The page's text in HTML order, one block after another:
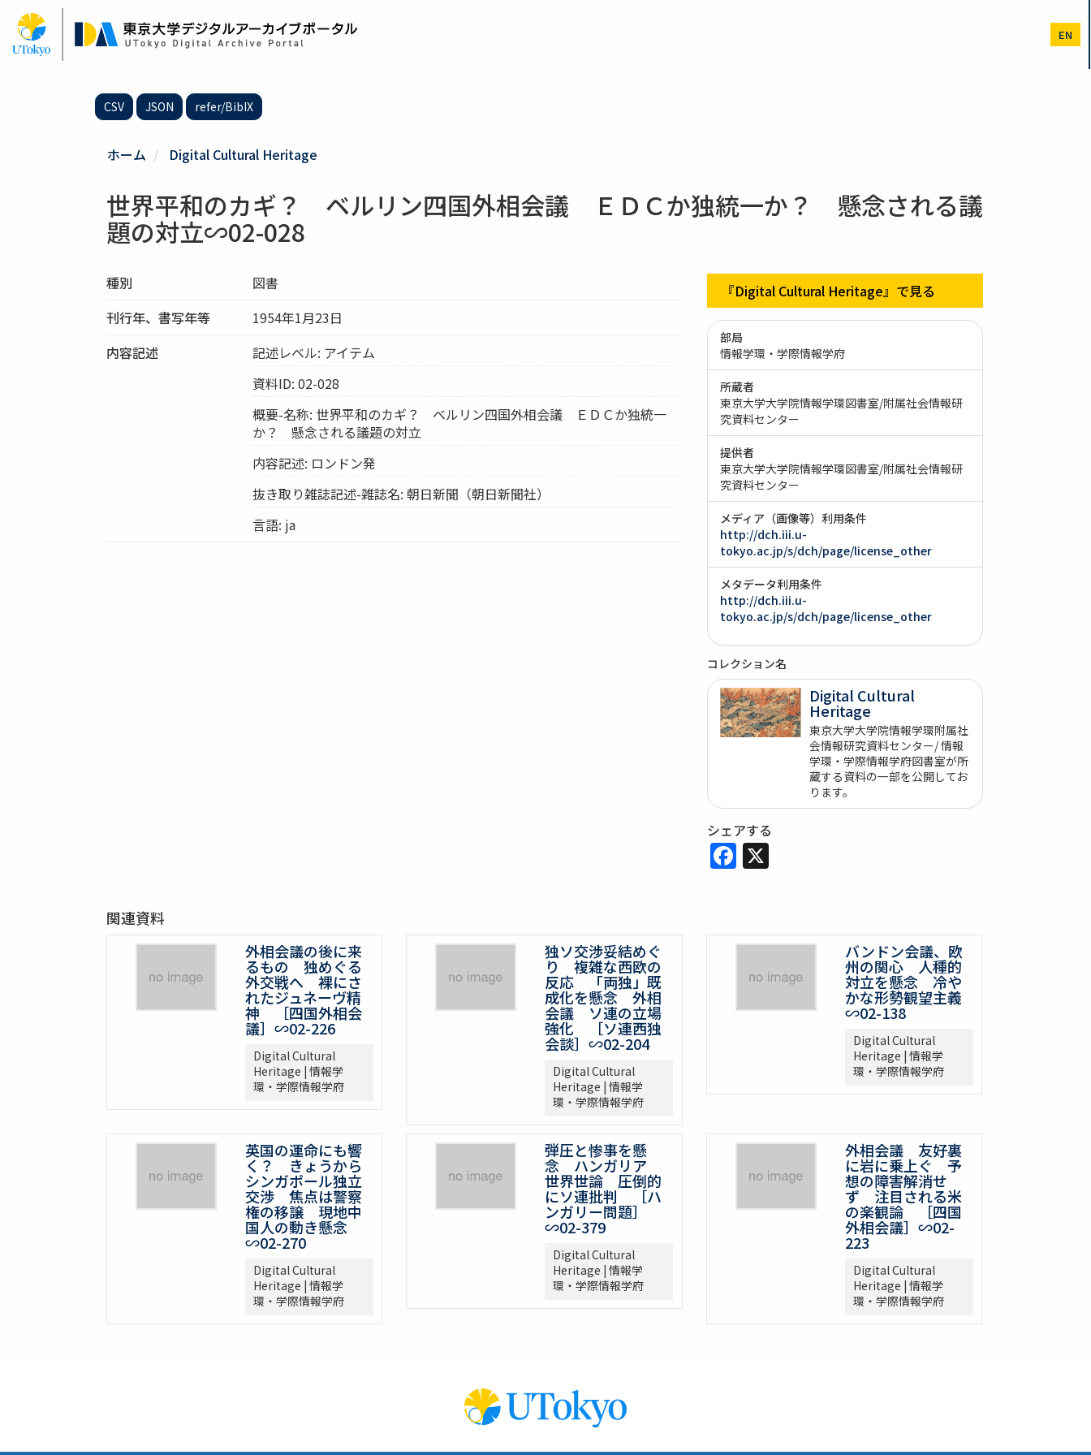
ン
EN
CSV JSON refer/BibIX
ホーム Digital Cultural Heritage
世界平和のカギ？ ベルリン四国外相会議 ＥＤＣか独統一か？ 懸念される議
題の対立∽02-028
種別
図書
刊行年、書写年等
1954年1月23日
内容記述
記述レベル: アイテム
資料ID: 02-028
概要-名称: 世界平和のカギ？ ベルリン四国外相会議 ＥＤＣか独統一
か？ 懸念される議題の対立
内容記述: ロンドン発
抜き取り雑誌記述-雑誌名: 朝日新聞（朝日新聞社）
言語: ja
『Digital Cultural Heritage』で見る
部局
情報学環・学際情報学府
所蔵者
東京大学大学院情報学環図書室/附属社会情報研
究資料センター
提供者
東京大学大学院情報学環図書室/附属社会情報研
究資料センター
メディア（画像等）利用条件
http://dch.iii.u-
tokyo.ac.jp/s/dch/page/license_other
メタデータ利用条件
http://dch.iii.u-
tokyo.ac.jp/s/dch/page/license_other
コレクション名
Digital Cultural
Heritage
東京大学大学院情報学環附属社
会情報研究資料センター/ 情報
学環・学際情報学府図書室が所
蔵する資料の一部を公開してお
ります。
シェアする
Facebook
X
関連資料
外相会議の後に来
るもの 独めぐる
外交戦へ 裸にさ
れたジュネーヴ精
神 ［四国外相会
議］∽02-226
Digital Cultural
Heritage | 情報学
環・学際情報学府
独ソ交渉妥結めぐ
り 複雑な西欧の
反応 「両独」既
成化を懸念 外相
会議 ソ連の立場
強化 ［ソ連西独
会談］∽02-204
Digital Cultural
Heritage | 情報学
環・学際情報学府
バンドン会議、欧
州の関心 人種的
対立を懸念 冷や
かな形勢観望主義
∽02-138
Digital Cultural
Heritage | 情報学
環・学際情報学府
英国の運命にも響
く？ きょうから
シンガポール独立
交渉 焦点は警察
権の移譲 現地中
国人の動き懸念
∽02-270
Digital Cultural
Heritage | 情報学
環・学際情報学府
弾圧と惨事を懸
念 ハンガリア
世界世論 圧倒的
にソ連批判 ［ハ
ンガリー問題］
∽02-379
Digital Cultural
Heritage | 情報学
環・学際情報学府
外相会議 友好裏
に岩に乗上ぐ 予
想の障害解消せ
ず 注目される米
の楽観論 ［四国
外相会議］∽02-
223
Digital Cultural
Heritage | 情報学
環・学際情報学府